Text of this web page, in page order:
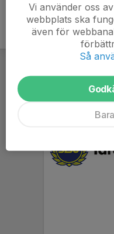
Vi använder oss
webbplats ska
även för
Så